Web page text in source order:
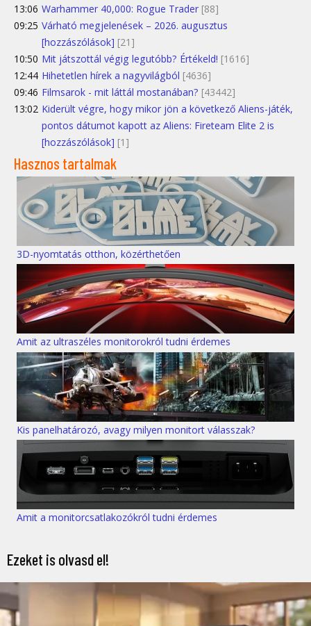
13:06 Warhammer 40,000: Rogue Trader [88]
09:25 Várható megjelenések – 2026. augusztus
[hozzászólások] [21]
10:50 Mit játszottál végig legutóbb? Értékeld! [1616]
12:44 Hihetetlen hírek a nagyvilágból [4636]
09:46 Filmsarok - mit láttál mostanában? [43442]
13:02 Kiderült végre, hogy mikor jön a következő Aliens-játék,
pontos dátumot kapott az Aliens: Fireteam Elite 2 is
[hozzászólások] [1]
Hasznos tartalmak
3D-nyomtatás otthon, közérthetően
Amit az ultraszéles monitorokról tudni érdemes
Kis panelhatározó, avagy milyen monitort válasszak?
Amit a monitorcsatlakozókról tudni érdemes
Ezeket is olvasd el!